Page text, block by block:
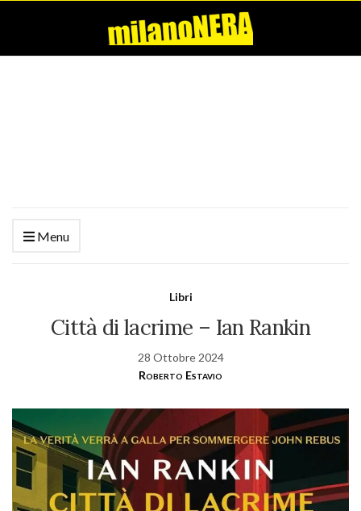
Menu
Libri
Città di lacrime – Ian Rankin
28 Ottobre 2024
Roberto Estavio